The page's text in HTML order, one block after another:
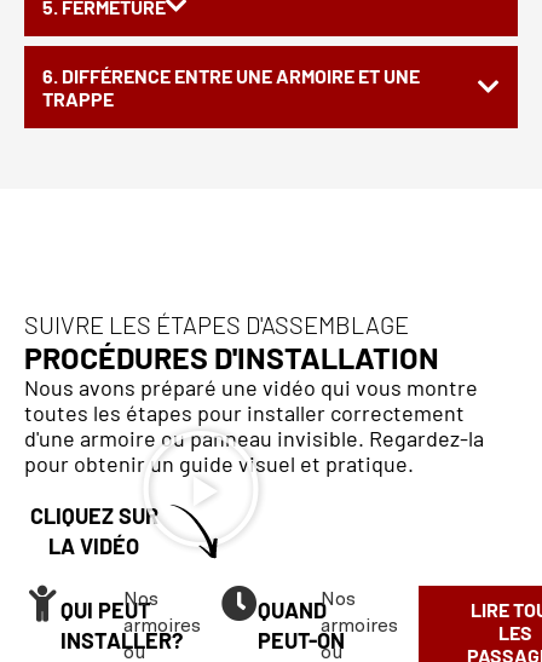
5. FERMETURE
6. DIFFÉRENCE ENTRE UNE ARMOIRE ET UNE
TRAPPE
SUIVRE LES ÉTAPES D'ASSEMBLAGE
PROCÉDURES D'INSTALLATION
Nous avons préparé une vidéo qui vous montre
toutes les étapes pour installer correctement
d'une armoire ou panneau invisible. Regardez-la
pour obtenir un guide visuel et pratique.
CLIQUEZ SUR
LA VIDÉO
QUI PEUT
INSTALLER?
Nos
armoires
ou
QUAND
PEUT-ON
Nos
armoires
ou
LIRE
LES